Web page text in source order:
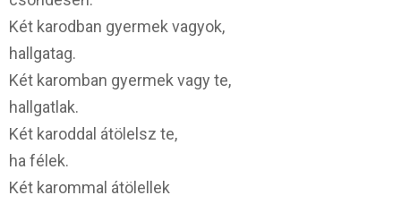
Két karodban gyermek vagyok,
hallgatag.
Két karomban gyermek vagy te,
hallgatlak.
Két karoddal átölelsz te,
ha félek.
Két karommal átölellek